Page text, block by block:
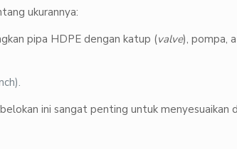
ukurannya:
pipa HDPE dengan katup (valve), pompa,
ini sangat penting untuk menyesuaikan